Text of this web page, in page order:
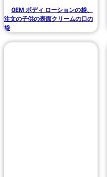
OEM ボディ ローションの袋、
注文の子供の表面クリームの口の
袋